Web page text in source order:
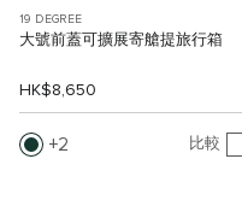
19 DEGREE
大號前蓋可擴展寄艙提旅行箱
HK$8,650
2 比較